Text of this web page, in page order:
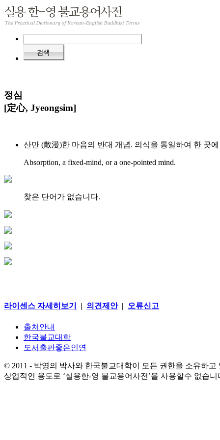
정심
[定心, Jyeongsim]
산만 (散漫)한 마음의 반대 개념. 의식을 통일하여 한 곳
Absorption, a fixed-mind, or a one-pointed mind.
찾은 단어가 없습니다.
라이센스 자세히보기 | 의견제안| 오류신고
출처안내
한국불교대학
도서출판좋은인연
© 2011 - 박영의 박사와 한국불교대학이 모든 권한을 소유하고
상업적인 용도로 ‘실용한-영 불교용어사전’을 사용할수 없습니